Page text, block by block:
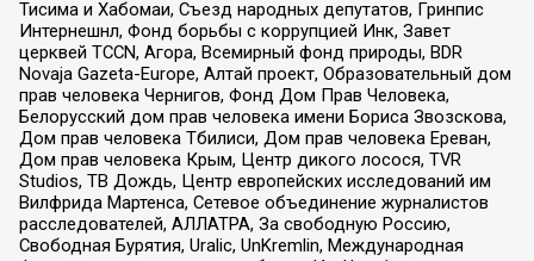
Тисима и Хабомаи, Съезд народных депутатов, Гринпис
Интернешнл, Фонд борьбы с коррупцией Инк, Завет
церквей TCCN, Агора, Всемирный фонд природы, BDR
Novaja Gazeta-Europe, Алтай проект, Образовательный дом
прав человека Чернигов, Фонд Дом Прав Человека,
Белорусский дом прав человека имени Бориса Звозскова,
Дом прав человека Тбилиси, Дом прав человека Ереван,
Дом прав человека Крым, Центр дикого лосося, TVR
Studios, ТВ Дождь, Центр европейских исследований им
Вилфрида Мартенса, Сетевое объединение журналистов
расследователей, АЛЛАТРА, За свободную Россию,
Свободная Бурятия, Uralic, UnKremlin, Международная